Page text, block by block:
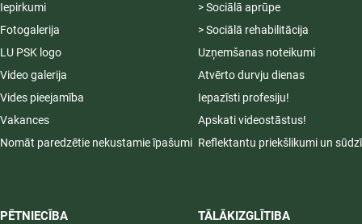
Iepirkumi
Fotogalerija
LU PSK logo
Video galerija
Vides pieejamība
Vakances
Nomāt paredzētie nekustamie īpašumi
PĒTNIECĪBA
> Sociālā aprūpe
> Sociālā rehabilitācija
Uzņemšanas noteikumi
Atvērto durvju dienas
Iepazīsti profesiju!
Apskati videostāstus!
Reflektantu priekšlikumi un
TĀLĀKIZGLĪTIBA